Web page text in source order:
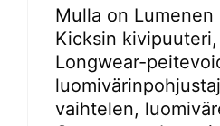
Mulla on
Kicksin
Longwear-
vaihtelen,